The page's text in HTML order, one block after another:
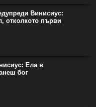
Винисиус:
отколкото първи
Ела в
бог